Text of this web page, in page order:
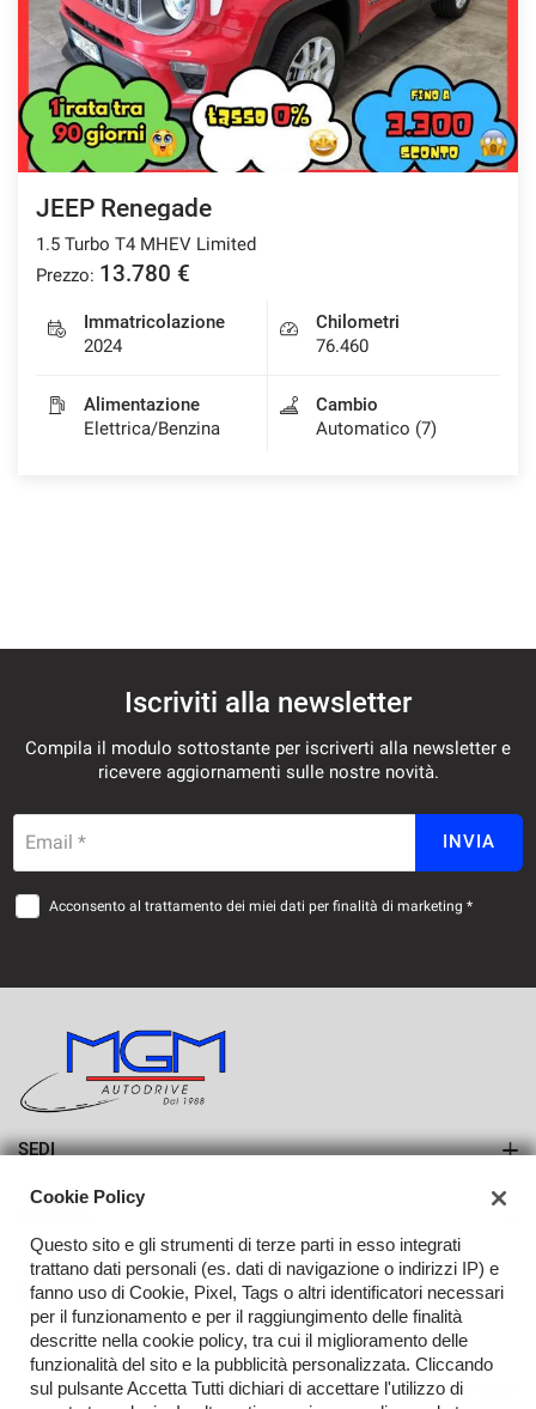
JEEP Renegade
1.5 Turbo T4 MHEV Limited
Prezzo: 13.780 €
Immatricolazione
2024
Chilometri
76.460
Alimentazione
Elettrica/Benzina
Cambio
Automatico (7)
Iscriviti alla newsletter
Compila il modulo sottostante per iscriverti alla newsletter e
ricevere aggiornamenti sulle nostre novità.
Email * INVIA
Acconsento al trattamento dei miei dati per finalità di marketing *
SEDI
Azienda
Contatti
TORNA IN CIMA
Cookie Policy
Questo sito e gli strumenti di terze parti in esso integrati
trattano dati personali (es. dati di navigazione o indirizzi IP) e
fanno uso di Cookie, Pixel, Tags o altri identificatori necessari
per il funzionamento e per il raggiungimento delle finalità
descritte nella cookie policy, tra cui il miglioramento delle
funzionalità del sito e la pubblicità personalizzata. Cliccando
sul pulsante Accetta Tutti dichiari di accettare l'utilizzo di